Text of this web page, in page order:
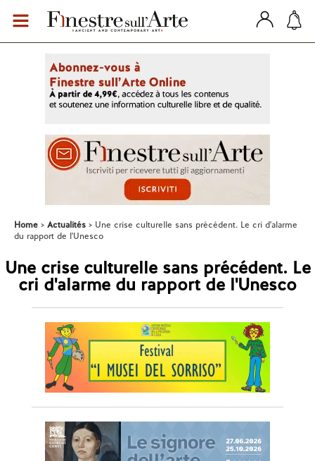
Home Actualités
Une crise culturelle sans précédent. Le cri d'alarme
du rapport de l'Unesco
Une crise culturelle sans précédent. Le
cri d'alarme du rapport de l'Unesco